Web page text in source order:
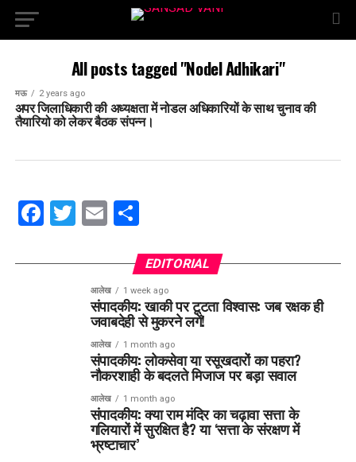
All posts tagged "Nodel Adhikari"
मऊ 2 years ago
अपर जिलाधिकारी की अध्यक्षता में नोडल अधिकारियों के साथ चुनाव की
तैयारियो को लेकर बैठक संपन्न।
Facebook
Twitter
EmailShare
EDITORIAL
आलेख 1 week ago
संपादकीय: खाकी पर टूटता विश्वास: जब रक्षक ही
जवाबदेही से मुकरने लगें!
आलेख 1 month ago
संपादकीय: लोकसेवा या रसूखदारों का पहरा?
नौकरशाही के बदलते मिजाज पर बड़ा सवाल
आलेख 1 month ago
संपादकीय: क्या राम मंदिर का चढ़ावा सत्ता के
गलियारों में सुरक्षित है? या ‘सत्ता के संरक्षण में
भ्रष्टाचार’